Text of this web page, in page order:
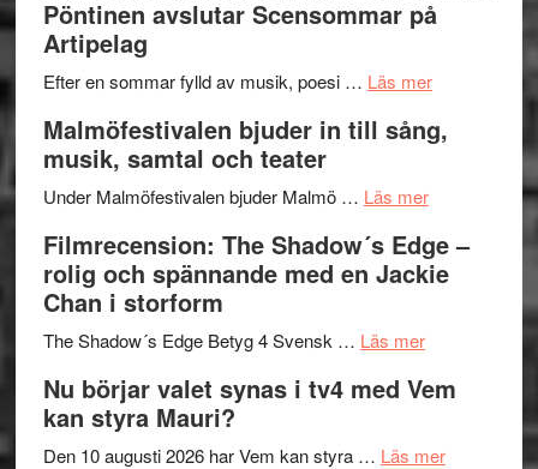
Delvis
genrens
terräng
på
Pöntinen avslutar Scensommar på
Artipelag
Efter en sommar fylld av musik, poesi … Läs merom
Endre,
Roland
Pöntinen
Artipelag
Malmöfestivalen bjuder in till sång,
musik, samtal och teater
Under Malmöfestivalen bjuder Malmö … Läs merom
bjuder
in
samtal
teater
Filmrecension: The Shadow´s Edge –
rolig och spännande med en Jackie
Chan i storform
The Shadow´s Edge Betyg 4 Svensk … Läs merom
The
´s
Nu börjar valet synas i tv4 med Vem
kan styra Mauri?
Den 10 augusti 2026 har Vem kan styra … Läs merom